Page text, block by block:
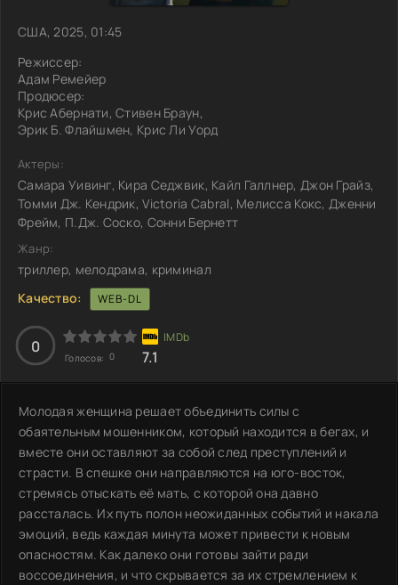
США, 2025, 01:45
Режиссер:
Адам Ремейер
Продюсер:
Крис Абернати, Стивен Браун,
Эрик Б. Флайшмен, Крис Ли Уорд
Актеры:
Самара Уивинг, Кира Седжвик, Кайл Галлнер, Джон Грайз,
Томми Дж. Кендрик, Victoria Cabral, Мелисса Кокс, Дженни
Фрейм, П.Дж. Соско, Сонни Бернетт
Жанр:
триллер, мелодрама, криминал
Качество:
WEB-DL
0
Голосов: 0 7.1
Молодая женщина решает объединить силы с
обаятельным мошенником, который находится в бегах, и
вместе они оставляют за собой след преступлений и
страсти. В спешке они направляются на юго-восток,
стремясь отыскать её мать, с которой она давно
рассталась. Их путь полон неожиданных событий и накала
эмоций, ведь каждая минута может привести к новым
опасностям. Как далеко они готовы зайти ради
воссоединения, и что скрывается за их стремлением к